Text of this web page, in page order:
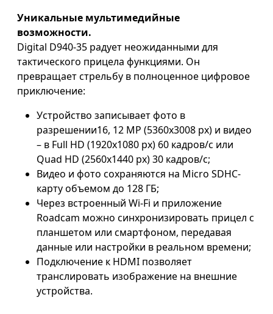
Уникальные мультимедийные
возможности.
Digital D940-35 радует неожиданными для
тактического прицела функциями. Он
превращает стрельбу в полноценное цифровое
приключение:
Устройство записывает фото в
разрешении16, 12 MP (5360x3008 px) и видео
– в Full HD (1920x1080 px) 60 кадров/с или
Quad HD (2560x1440 px) 30 кадров/с;
Видео и фото сохраняются на Micro SDHC-
карту объемом до 128 ГБ;
Через встроенный Wi-Fi и приложение
Roadcam можно синхронизировать прицел с
планшетом или смартфоном, передавая
данные или настройки в реальном времени;
Подключение к HDMI позволяет
транслировать изображение на внешние
устройства.